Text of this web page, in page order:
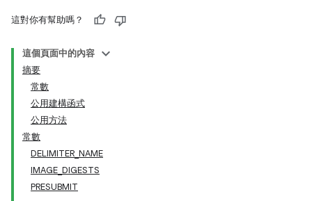
這對你有幫助嗎？
這個頁面中的內容
摘要
常數
公用建構函式
公用方法
常數
DELIMITER_NAME
IMAGE_DIGESTS
PRESUBMIT